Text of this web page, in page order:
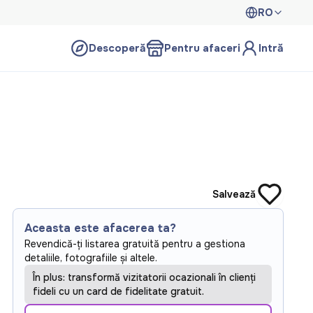
RO
Descoperă Pentru afaceri Intră
Salvează
Aceasta este afacerea ta?
Revendică-ți listarea gratuită pentru a gestiona
detaliile, fotografiile și altele.
În plus: transformă vizitatorii ocazionali în clienți
fideli cu un card de fidelitate gratuit.